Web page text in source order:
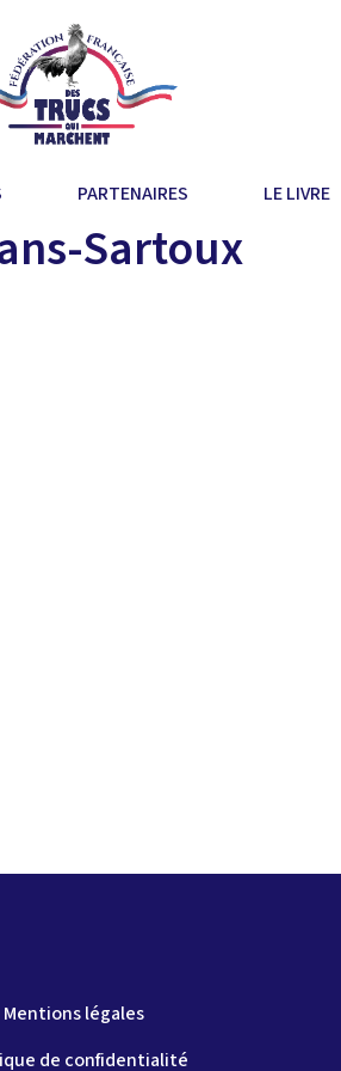
PARTENAIRES LE LIVRE
Sartoux
Mentions légales
de confidentialité